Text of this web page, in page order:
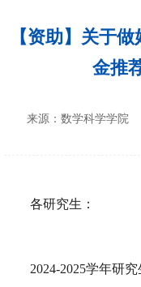
【资助】关于
金推
来源：数学科学学院
各研究生：
2024-2025学年研究